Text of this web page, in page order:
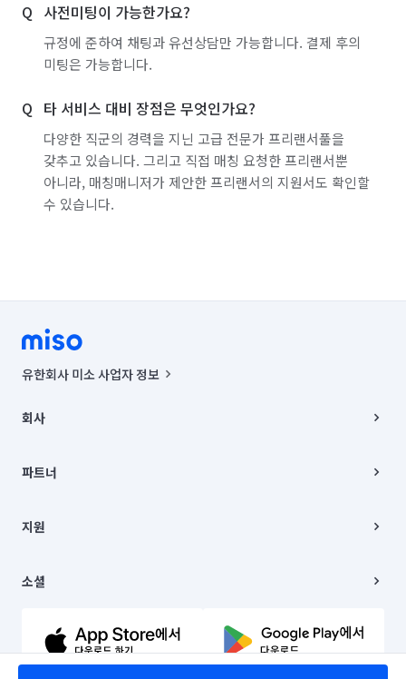
사전미팅이 가능한가요?
규정에 준하여 채팅과 유선상담만 가능합니다. 결제 후의
미팅은 가능합니다.
타 서비스 대비 장점은 무엇인가요?
다양한 직군의 경력을 지닌 고급 전문가 프리랜서풀을
갖추고 있습니다. 그리고 직접 매칭 요청한 프리랜서뿐
아니라, 매칭매니저가 제안한 프리랜서의 지원서도 확인할
수 있습니다.
유한회사 미소 사업자 정보
00019 |
주소 | 본사: 서울특별시 종로구 율곡로 6(중학동, 트윈트리빌딩) B동 5층
컨택센터 : 서울특별시 종로구 수송동 율곡로 24, 7층, 8층 미소
상품, 상품정보, 거래에 관한 의무와 책임은 거래당사자에게 있습니다.
언론 보도 관련 문의:
© 유한회사 미소. Miso, Inc. All Rights Reserved.
회사
채용
파트너
이사
지원
이용약관
문의하기
소셜
유튜브